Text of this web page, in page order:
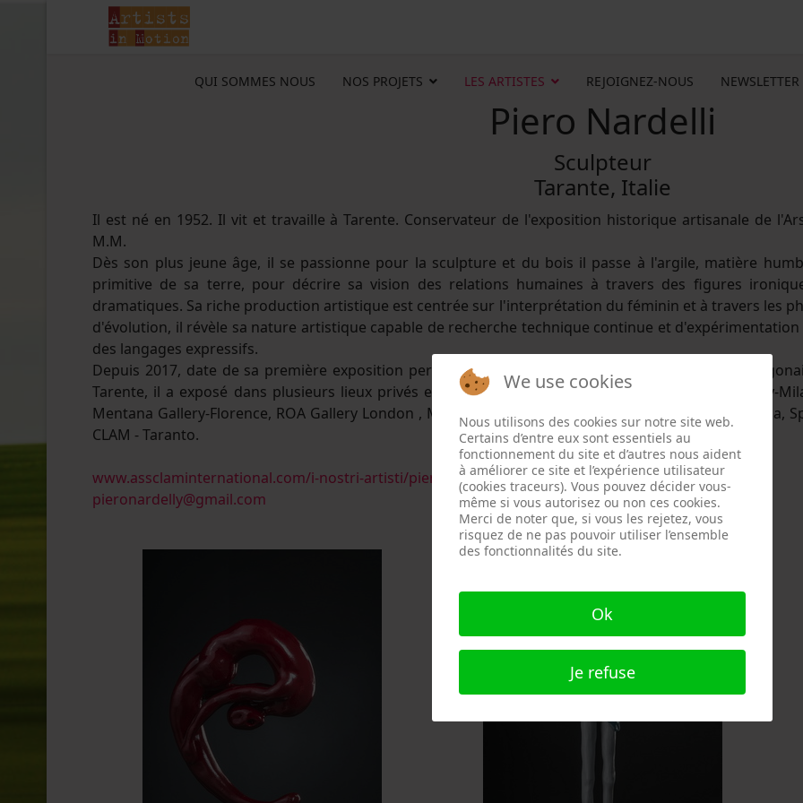
QUI SOMMES NOUS NOS PROJETS LES ARTISTES REJOIGNEZ-NOUS NEWSLETTER
Piero Nardelli
Sculpteur
Tarante, Italie
Il est né en 1952. Il vit et travaille à Tarente. Conservateur de l'exposition historique artisanale de
M.M.
Dès son plus jeune âge, il se passionne pour la sculpture et du bois il passe à l'argile, matière
primitive de sa terre, pour décrire sa vision des relations humaines à travers des figures
dramatiques. Sa riche production artistique est centrée sur l'interprétation du féminin et à travers les
d'évolution, il révèle sa nature artistique capable de recherche technique continue et d'expérimentation
des langages expressifs.
Depuis 2017, date de sa première exposition personnelle à la Galerie Municipale du Château
Tarente, il a exposé dans plusieurs lieux privés et publics, tels que: Milazzo Castle, Caruso Gallery-
Mentana Gallery-Florence, ROA Gallery London , Musée de la Basilique San Martino - Martina Franca,
CLAM - Taranto.
www.assclaminternational.com/i-nostri-artisti/piero-nardelli-biografia/
pieronardelly@gmail.com
We use cookies
Nous utilisons des cookies sur notre site web.
Certains d’entre eux sont essentiels au
fonctionnement du site et d’autres nous aident
à améliorer ce site et l’expérience utilisateur
(cookies traceurs). Vous pouvez décider vous-
même si vous autorisez ou non ces cookies.
Merci de noter que, si vous les rejetez, vous
risquez de ne pas pouvoir utiliser l’ensemble
des fonctionnalités du site.
Ok
Je refuse